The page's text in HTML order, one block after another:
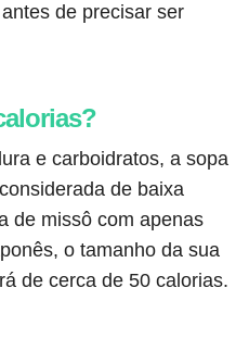
de precisar ser
e carboidratos, a sopa
de baixa
de missô com apenas
o tamanho da sua
de cerca de 50 calorias.